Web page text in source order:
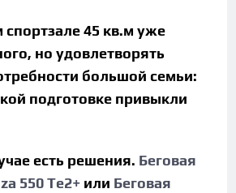
45 кв.м уже
но удовлетворять
большой семьи:
подготовке привыкли
есть решения. Беговая
550 Te2+ или Беговая